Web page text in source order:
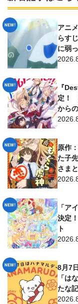
アニ
らす
に弱
『
定！
から
原作
た子
さま
ト！
「ア
決定
ト
8月7
「は
たな